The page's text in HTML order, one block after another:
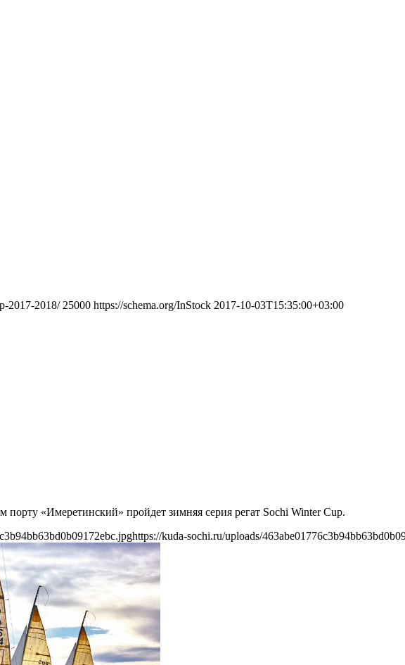
2017-2018/ 25000 https://schema.org/InStock 2017-10-03T15:35:00+03:00
«Имеретинский» пройдет зимняя серия регат Sochi Winter Cup.
https://kuda-sochi.ru/uploads/